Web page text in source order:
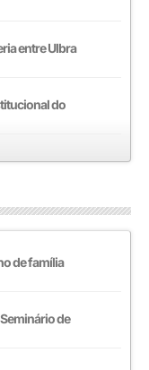
entre Ulbra
do
de família
de